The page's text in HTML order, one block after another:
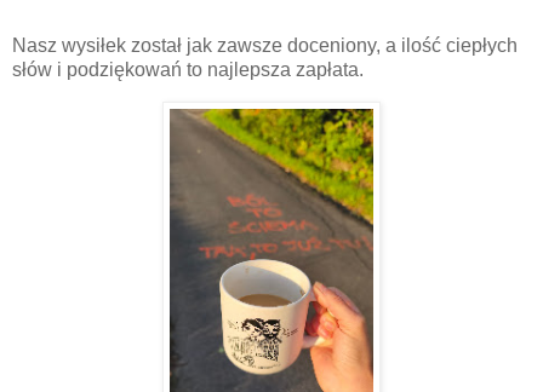
Nasz wysiłek został jak zawsze doceniony, a ilość ciepłych
słów i podziękowań to najlepsza zapłata.